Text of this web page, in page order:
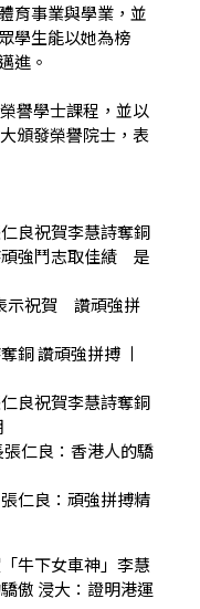
育事業與學業，並
學生能以她為榜
進。
譽學士課程，並以
頒發榮譽院士，表
良祝賀李慧詩奪銅
頑強鬥志取佳績 是
示祝賀 讚頑強拼
銅 讚頑強拼搏 丨
良祝賀李慧詩奪銅
仁良：香港人的驕
仁良：頑強拼搏精
牛下女車神」李慧
傲 浸大：證明港運